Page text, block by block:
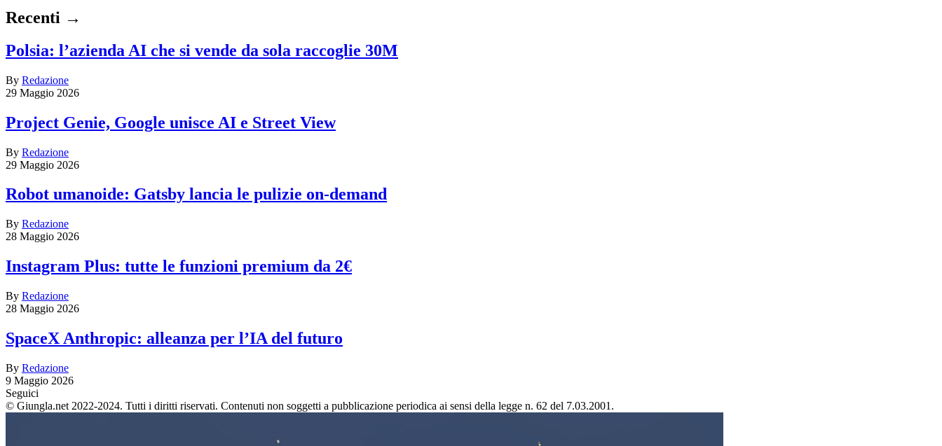
Recenti →
Polsia: l’azienda AI che si vende da sola raccoglie 30M
By Redazione
29 Maggio 2026
Project Genie, Google unisce AI e Street View
By Redazione
29 Maggio 2026
Robot umanoide: Gatsby lancia le pulizie on-demand
By Redazione
28 Maggio 2026
Instagram Plus: tutte le funzioni premium da 2€
By Redazione
28 Maggio 2026
SpaceX Anthropic: alleanza per l’IA del futuro
By Redazione
9 Maggio 2026
Seguici
© Giungla.net 2022-2024. Tutti i diritti riservati. Contenuti non soggetti a pubblicazione periodica ai sensi della legge n. 62 del 7.03.2001.